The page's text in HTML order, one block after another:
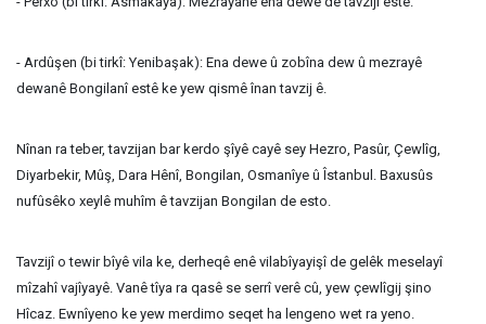
- Ardûşen (bi tirkî: Yenibaşak): Ena dewe û zobîna dew û mezrayê
dewanê Bongilanî estê ke yew qismê înan tavzij ê.
Nînan ra teber, tavzijan bar kerdo şîyê cayê sey Hezro, Pasûr, Çewlîg,
Diyarbekir, Mûş, Dara Hênî, Bongilan, Osmanîye û Îstanbul. Baxusûs
nufûsêko xeylê muhîm ê tavzijan Bongilan de esto.
Tavzijî o tewir bîyê vila ke, derheqê enê vilabîyayişî de gelêk meselayî
mîzahî vajîyayê. Vanê tîya ra qasê se serrî verê cû, yew çewlîgij şino
Hîcaz. Ewnîyeno ke yew merdimo seqet ha lengeno wet ra yeno.